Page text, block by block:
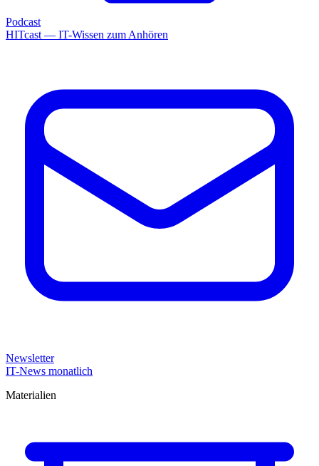
Podcast
HITcast — IT-Wissen zum Anhören
Newsletter
IT-News monatlich
Materialien